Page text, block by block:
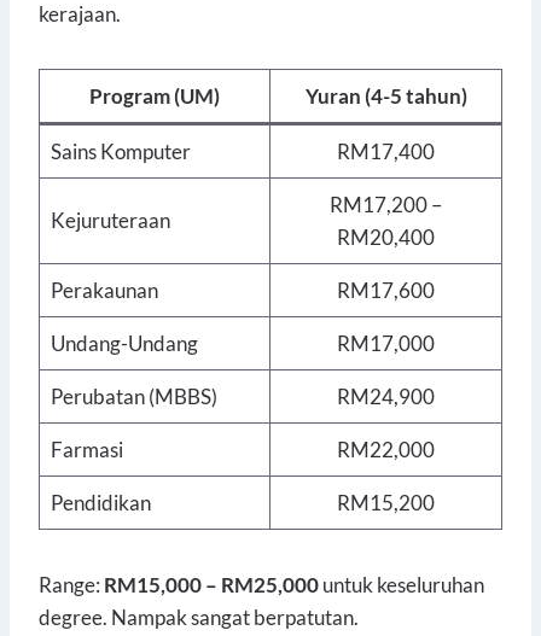
kerajaan.
Program (UM) Yuran (4-5 tahun)
Sains Komputer RM17,400
Kejuruteraan
RM17,200 –
RM20,400
Perakaunan RM17,600
Undang-Undang RM17,000
Perubatan (MBBS) RM24,900
Farmasi RM22,000
Pendidikan RM15,200
Range: RM15,000 – RM25,000untuk keseluruhan
degree. Nampak sangat berpatutan.